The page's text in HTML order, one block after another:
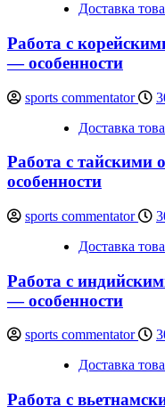
Доставка
Работа с
— особенности
sports commentator
Доставка
Работа с
особенности
sports commentator
Доставка
Работа с
— особенности
sports commentator
Доставка
Работа с